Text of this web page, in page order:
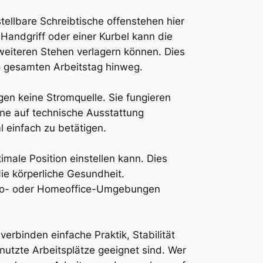
Schreibtische offenstehen hier
oder einer Kurbel kann die
Stehen verlagern können. Dies
Arbeitstag hinweg.
keine Stromquelle. Sie fungieren
auf technische Ausstattung
einfach zu betätigen.
Position einstellen kann. Dies
körperliche Gesundheit.
oder Homeoffice-Umgebungen
einfache Praktik, Stabilität
Arbeitsplätze geeignet sind. Wer